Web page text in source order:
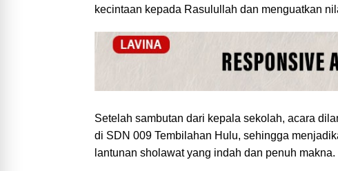
kecintaan kepada Rasulullah dan menguatkan
Setelah sambutan dari kepala sekolah, acara
di SDN 009 Tembilahan Hulu, sehingga
lantunan sholawat yang indah dan penuh makna.